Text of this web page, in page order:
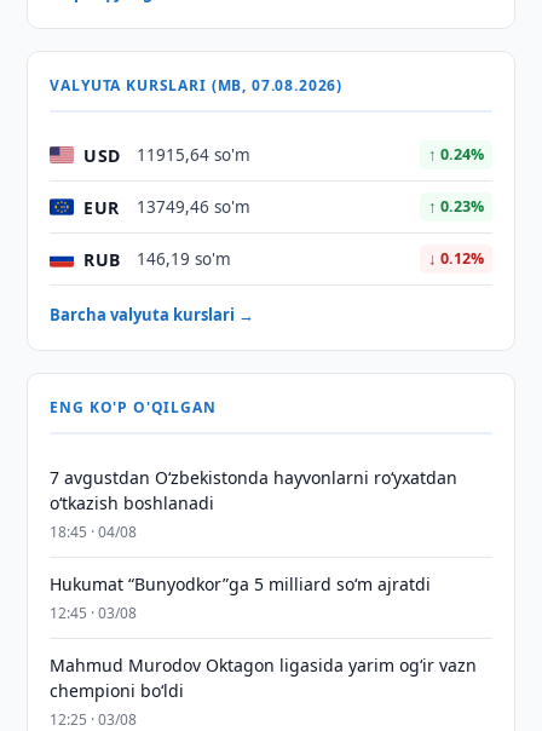
VALYUTA KURSLARI (MB, 07.08.2026)
USD 11915,64 so'm ↑ 0.24%
EUR 13749,46 so'm ↑ 0.23%
RUB 146,19 so'm ↓ 0.12%
Barcha valyuta kurslari →
ENG KO'P O'QILGAN
7 avgustdan O‘zbekistonda hayvonlarni ro‘yxatdan
o‘tkazish boshlanadi
18:45 · 04/08
Hukumat “Bunyodkor”ga 5 milliard so‘m ajratdi
12:45 · 03/08
Mahmud Murodov Oktagon ligasida yarim og‘ir vazn
chempioni bo‘ldi
12:25 · 03/08